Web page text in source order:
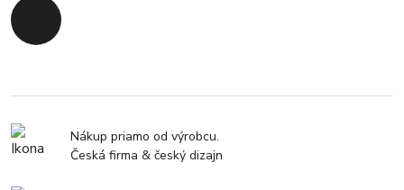
Späť na začiatok
Nákup priamo od výrobcu.
Česká firma & český dizajn